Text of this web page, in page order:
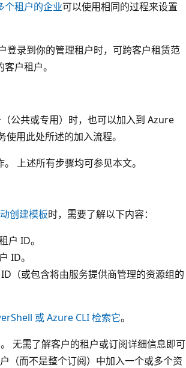
个租户的企业可以使用相同的过程来设置
登录到你的管理租户时，可跨客户租赁范
户租户。
公共或专用）时，也可以加入到 Azure
用此处所述的加入流程。
上述所有步骤均可参见本文。
创建模板时，需要了解以下内容：
户 ID。
ID。
（或包含将由服务提供商管理的资源组的
或 Azure CLI 检索它。
无需了解客户的租户或订阅详细信息即可
（而不是整个订阅）中加入一个或多个资